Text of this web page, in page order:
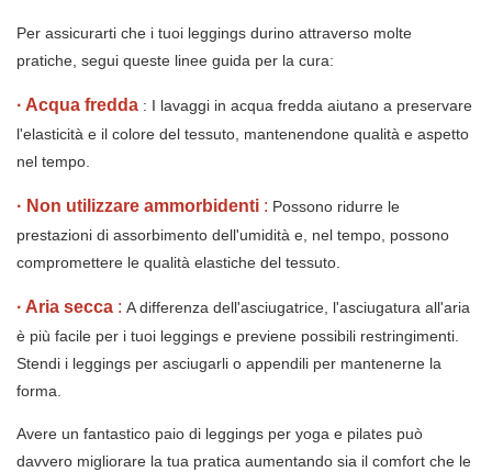
Per assicurarti che i tuoi leggings durino attraverso molte
pratiche, segui queste linee guida per la cura:
· Acqua fredda : I lavaggi in acqua fredda aiutano a preservare
l'elasticità e il colore del tessuto, mantenendone qualità e aspetto
nel tempo.
· Non utilizzare ammorbidenti : Possono ridurre le
prestazioni di assorbimento dell'umidità e, nel tempo, possono
compromettere le qualità elastiche del tessuto.
· Aria secca : A differenza dell'asciugatrice, l'asciugatura all'aria
è più facile per i tuoi leggings e previene possibili restringimenti.
Stendi i leggings per asciugarli o appendili per mantenerne la
forma.
Avere un fantastico paio di leggings per yoga e pilates può
davvero migliorare la tua pratica aumentando sia il comfort che le